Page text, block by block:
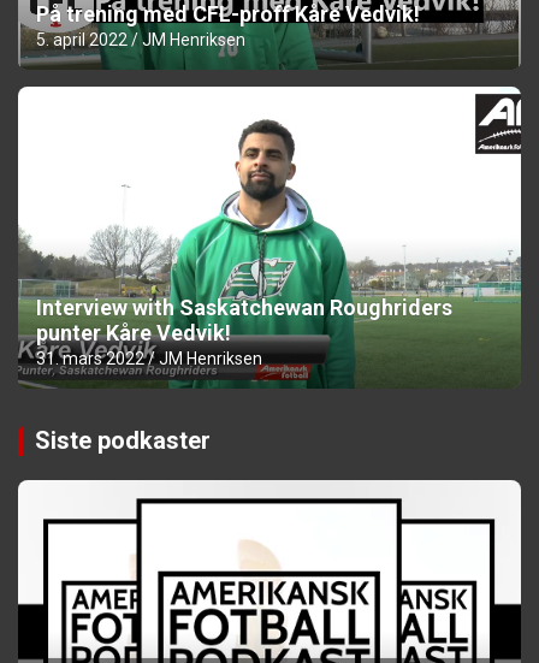
På trening med CFL-proff Kåre Vedvik!
5. april 2022 JM Henriksen
Interview with Saskatchewan Roughriders
punter Kåre Vedvik!
31. mars 2022 JM Henriksen
Siste podkaster